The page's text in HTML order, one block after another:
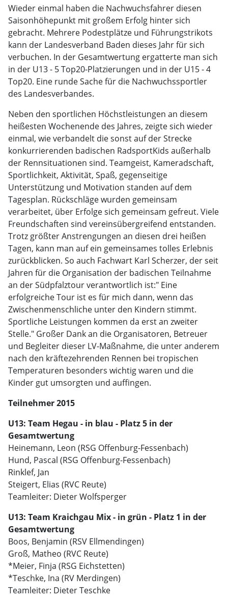
Wieder einmal haben die Nachwuchsfahrer diesen
Saisonhöhepunkt mit großem Erfolg hinter sich
gebracht. Mehrere Podestplätze und Führungstrikots
kann der Landesverband Baden dieses Jahr für sich
verbuchen. In der Gesamtwertung ergatterte man sich
in der U13 - 5 Top20-Platzierungen und in der U15 - 4
Top20. Eine runde Sache für die Nachwuchssportler
des Landesverbandes.
Neben den sportlichen Höchstleistungen an diesem
heißesten Wochenende des Jahres, zeigte sich wieder
einmal, wie verbandelt die sonst auf der Strecke
konkurrierenden badischen RadsportKids außerhalb
der Rennsituationen sind. Teamgeist, Kameradschaft,
Sportlichkeit, Aktivität, Spaß, gegenseitige
Unterstützung und Motivation standen auf dem
Tagesplan. Rückschläge wurden gemeinsam
verarbeitet, über Erfolge sich gemeinsam gefreut. Viele
Freundschaften sind vereinsübergreifend entstanden.
Trotz größter Anstrengungen an diesen drei heißen
Tagen, kann man auf ein gemeinsames tolles Erlebnis
zurückblicken. So auch Fachwart Karl Scherzer, der seit
Jahren für die Organisation der badischen Teilnahme
an der Südpfalztour verantwortlich ist:" Eine
erfolgreiche Tour ist es für mich dann, wenn das
Zwischenmenschliche unter den Kindern stimmt.
Sportliche Leistungen kommen da erst an zweiter
Stelle." Großer Dank an die Organisatoren, Betreuer
und Begleiter dieser LV-Maßnahme, die unter anderem
nach den kräftezehrenden Rennen bei tropischen
Temperaturen besonders wichtig waren und die
Kinder gut umsorgten und auffingen.
Teilnehmer 2015
U13: Team Hegau - in blau - Platz 5 in der
Gesamtwertung
Heinemann, Leon (RSG Offenburg-Fessenbach)
Hund, Pascal (RSG Offenburg-Fessenbach)
Rinklef, Jan
Steigert, Elias (RVC Reute)
Teamleiter: Dieter Wolfsperger
U13: Team Kraichgau Mix - in grün - Platz 1 in der
Gesamtwertung
Boos, Benjamin (RSV Ellmendingen)
Groß, Matheo (RVC Reute)
*Meier, Finja (RSG Eichstetten)
*Teschke, Ina (RV Merdingen)
Teamleiter: Dieter Teschke